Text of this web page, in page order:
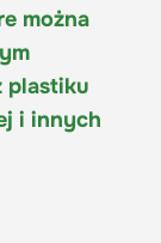
można
plastiku
i innych